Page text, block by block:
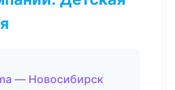
— Новосибирск